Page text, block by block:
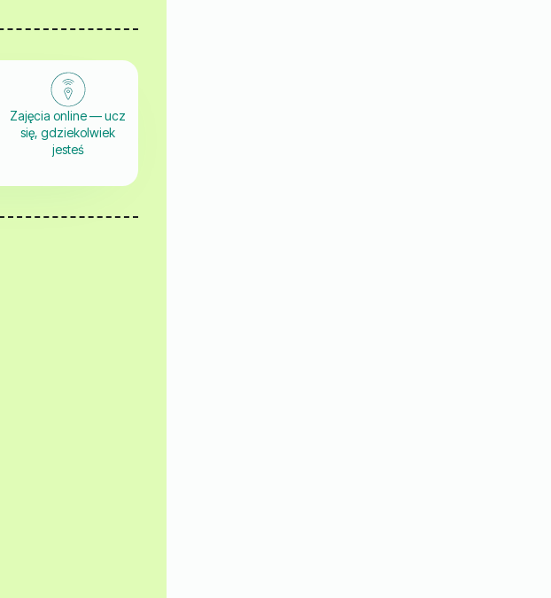
Zajęcia online — ucz
się, gdziekolwiek
jesteś